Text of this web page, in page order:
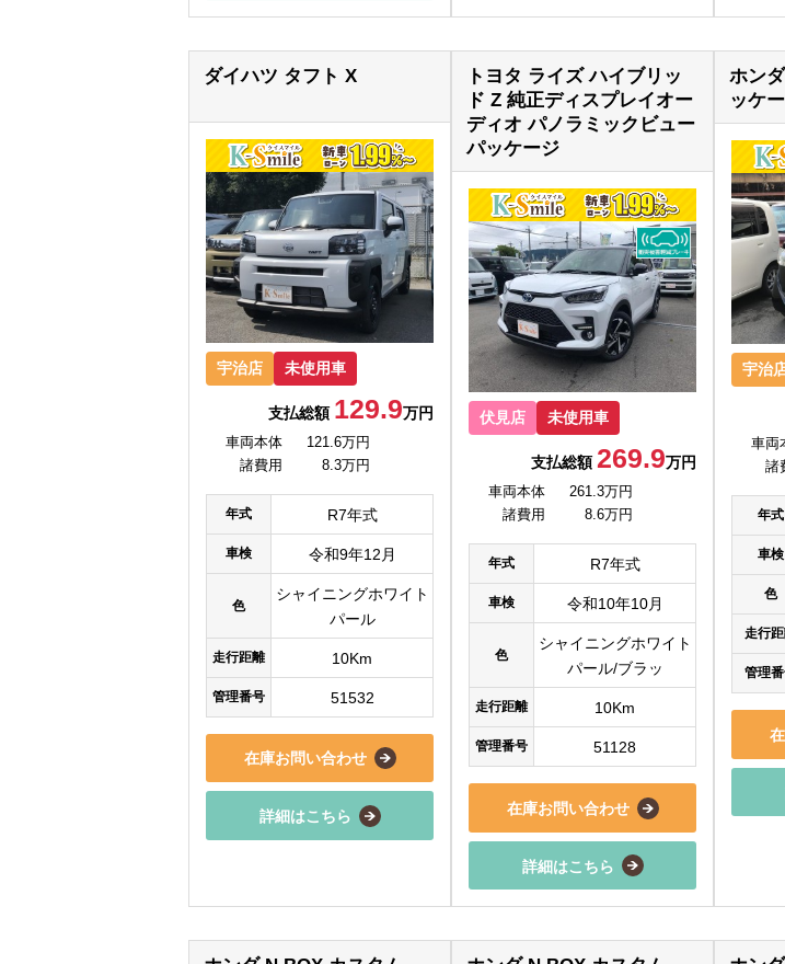
ダイハツ タフト X
宇治店 未使用車
支払総額 129.9万円
車両本体
121.6万円
諸費用
8.3万円
年式 R7年式
車検 令和9年12月
色
シャイニングホワイト
パール
走行距離 10Km
管理番号 51532
在庫お問い合わせ
詳細はこちら
トヨタ ライズ ハイブリッ
ド Z 純正ディスプレイオー
ディオ パノラミックビュー
パッケージ
伏見店 未使用車
支払総額269.9万円
車両本体
261.3万円
諸費用
8.6万円
年式 R7年式
車検 令和10年10月
色
シャイニングホワイト
パール/ブラッ
走行距離 10Km
管理番号 51128
在庫お問い合わせ
詳細はこちら
ホン
ッケ
宇治
車両
諸
年式
車検
色
走行
管理